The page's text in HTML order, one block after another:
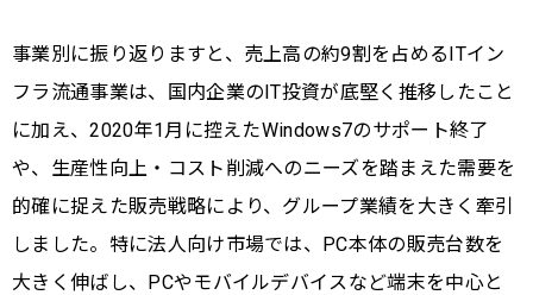
事業別に振り返りますと、売上高の約9割を占めるITイン
フラ流通事業は、国内企業のIT投資が底堅く推移したこと
に加え、2020年1月に控えたWindows7のサポート終了
や、生産性向上・コスト削減へのニーズを踏まえた需要を
的確に捉えた販売戦略により、グループ業績を大きく牽引
しました。特に法人向け市場では、PC本体の販売台数を
大きく伸ばし、PCやモバイルデバイスなど端末を中心と